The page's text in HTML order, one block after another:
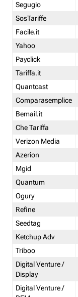
Segugio
SosTariffe
Facile.it
Yahoo
Payclick
Tariffa.it
Quantcast
Comparasemplice
Bemail.it
Che Tariffa
Verizon Media
Azerion
Mgid
Quantum
Ogury
Refine
Seedtag
Ketchup Adv
Triboo
Digital Venture /
Display
Digital Venture /